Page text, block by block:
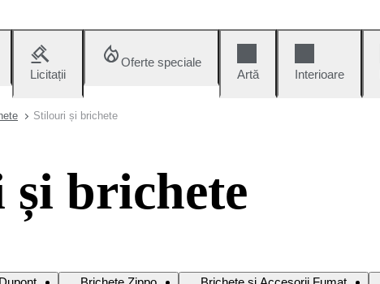
Licitații
Oferte speciale
Artă
Interioare
Stilouri și brichete
brichete